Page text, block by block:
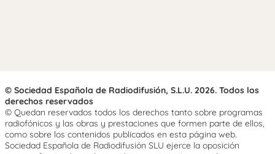
© Sociedad Española de Radiodifusión, S.L.U. 2026. Todos los
derechos reservados
© Quedan reservados todos los derechos tanto sobre programas
radiofónicos y las obras y prestaciones que formen parte de ellos,
como sobre los contenidos publicados en esta página web.
Sociedad Española de Radiodifusión SLU ejerce la oposición